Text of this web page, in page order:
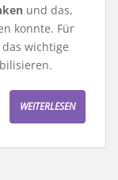
und das,
konnte. Für
wichtige
WEITERLESEN